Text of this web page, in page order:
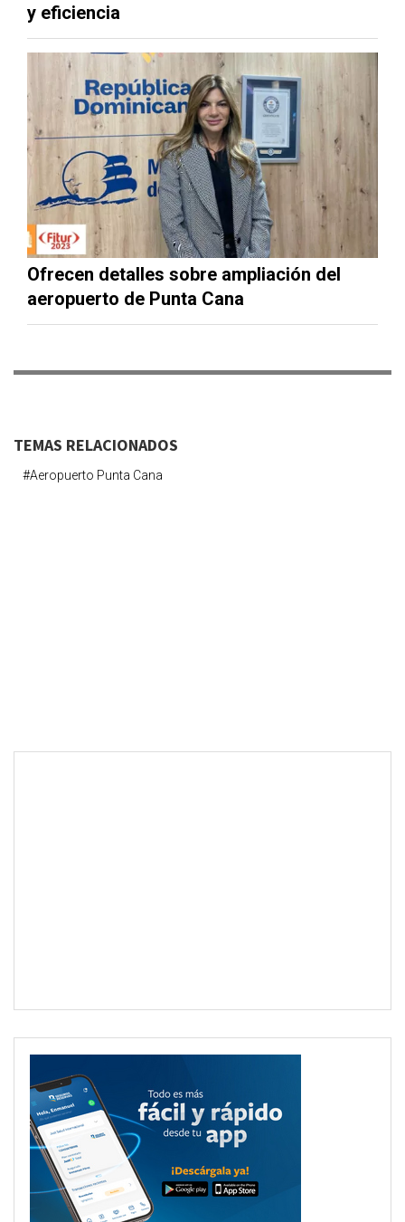
y eficiencia
Ofrecen detalles sobre ampliación del
aeropuerto de Punta Cana
TEMAS RELACIONADOS
#aeropuerto Punta Cana